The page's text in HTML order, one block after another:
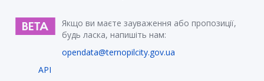
Якщо ви маєте зауваження або пропозиції,
будь ласка, напишіть нам:
opendata@ternopilcity.gov.ua
API